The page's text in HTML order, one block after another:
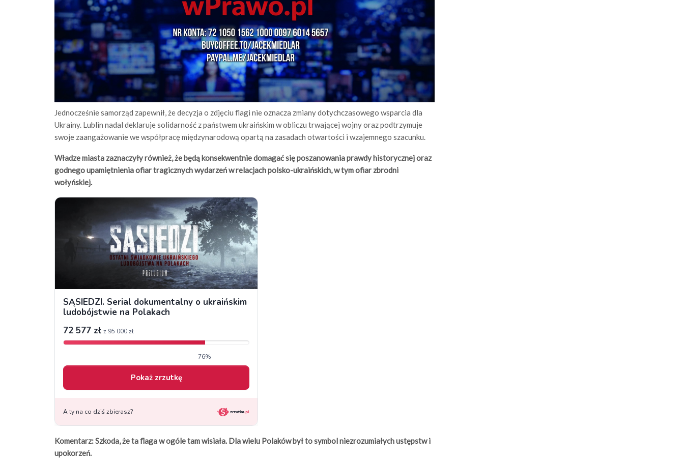
Jednocześnie samorząd zapewnił, że decyzja o zdjęciu flagi nie oznacza zmiany dotychczasowego wsparcia dla
Ukrainy. Lublin nadal deklaruje solidarność z państwem ukraińskim w obliczu trwającej wojny oraz podtrzymuje
swoje zaangażowanie we współpracę międzynarodową opartą na zasadach otwartości i wzajemnego szacunku.
Władze miasta zaznaczyły również, że będą konsekwentnie domagać się poszanowania prawdy historycznej oraz
godnego upamiętnienia ofiar tragicznych wydarzeń w relacjach polsko-ukraińskich, w tym ofiar zbrodni
wołyńskiej.
Komentarz: Szkoda, że ta flaga w ogóle tam wisiała. Dla wielu Polaków był to symbol niezrozumiałych ustępstw i
upokorzeń.